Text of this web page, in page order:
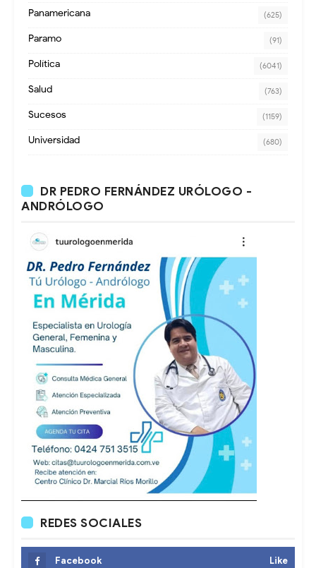
Panamericana (625)
Paramo (91)
Política (6041)
Salud (763)
Sucesos (1159)
Universidad (680)
DR PEDRO FERNÁNDEZ URÓLOGO -
ANDRÓLOGO
REDES SOCIALES
Facebook Like